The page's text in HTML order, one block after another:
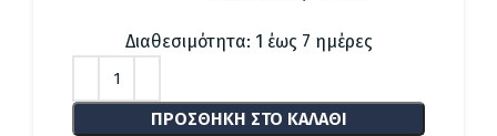
was:
τιμή
96.00 €.
Διαθεσιμότητα: 1 έως 7 ημέρες
ΠΡΟΣΘΉΚΗ ΣΤΟ ΚΑΛΆΘΙ